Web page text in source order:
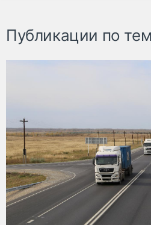
Публикации по